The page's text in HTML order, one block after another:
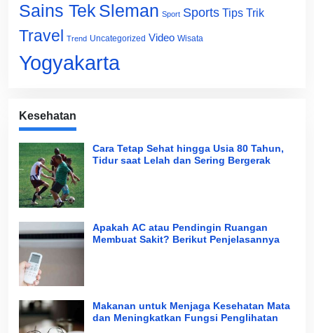
Sains Tek Sleman Sport Sports Tips Trik
Travel Trend Uncategorized Video Wisata
Yogyakarta
Kesehatan
Cara Tetap Sehat hingga Usia 80 Tahun,
Tidur saat Lelah dan Sering Bergerak
Apakah AC atau Pendingin Ruangan
Membuat Sakit? Berikut Penjelasannya
Makanan untuk Menjaga Kesehatan Mata
dan Meningkatkan Fungsi Penglihatan